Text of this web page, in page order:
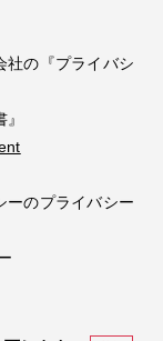
社の『プライバシ
ーのプライバシー